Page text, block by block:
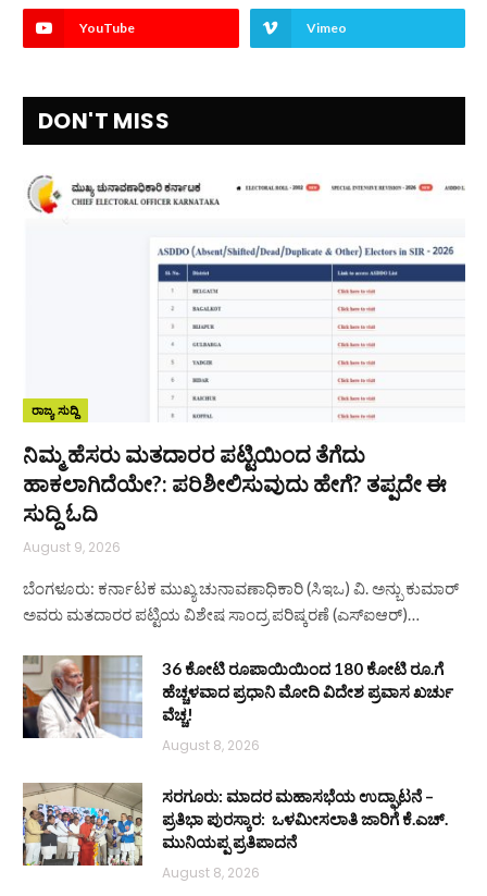
YouTube Vimeo
DON'T MISS
ರಾಜ್ಯ ಸುದ್ದಿ
ನಿಮ್ಮ ಹೆಸರು ಮತದಾರರ ಪಟ್ಟಿಯಿಂದ ತೆಗೆದು
ಹಾಕಲಾಗಿದೆಯೇ?: ಪರಿಶೀಲಿಸುವುದು ಹೇಗೆ? ತಪ್ಪದೇ ಈ
ಸುದ್ದಿ ಓದಿ
August 9, 2026
ಬೆಂಗಳೂರು: ಕರ್ನಾಟಕ ಮುಖ್ಯ ಚುನಾವಣಾಧಿಕಾರಿ (ಸಿಇಒ) ವಿ. ಅನ್ಬು ಕುಮಾರ್
ಅವರು ಮತದಾರರ ಪಟ್ಟಿಯ ವಿಶೇಷ ಸಾಂದ್ರ ಪರಿಷ್ಕರಣೆ (ಎಸ್‌ಐಆರ್)…
36 ಕೋಟಿ ರೂಪಾಯಿಯಿಂದ 180 ಕೋಟಿ ರೂ.ಗೆ
ಹೆಚ್ಚಳವಾದ ಪ್ರಧಾನಿ ಮೋದಿ ವಿದೇಶ ಪ್ರವಾಸ ಖರ್ಚು
ವೆಚ್ಚ!
August 8, 2026
ಸರಗೂರು: ಮಾದರ ಮಹಾಸಭೆಯ ಉದ್ಘಾಟನೆ –
ಪ್ರತಿಭಾ ಪುರಸ್ಕಾರ: ಒಳಮೀಸಲಾತಿ ಜಾರಿಗೆ ಕೆ.ಎಚ್.
ಮುನಿಯಪ್ಪ ಪ್ರತಿಪಾದನೆ
August 8, 2026